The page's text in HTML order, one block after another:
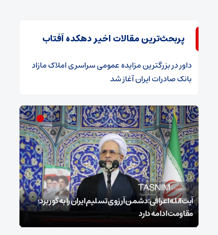
پربحث‌ترین مقالات اخیر دهکده آفتاب
داوردر​بزرگترین مزایده عمومی سراسری املاک مازاد
بانک صادرات ایران آغاز شد
آیت‌الله اعرافی:دشمن آرزوی تسلیم ایران را به گور برد؛
مقاومت ادامه دارد